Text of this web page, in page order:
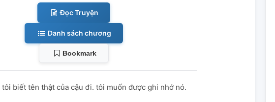
Đọc Truyện
Danh sách chương
Bookmark
tôi biết tên thật của cậu đi. tôi muốn được ghi nhớ nó.